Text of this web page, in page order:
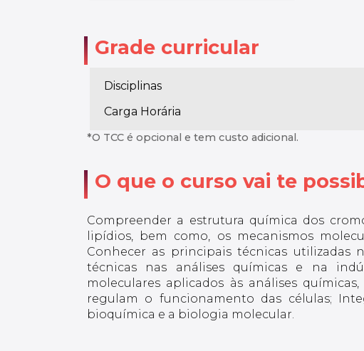
Grade curricular
Disciplinas
Carga Horária
*O TCC é opcional e tem custo adicional.
O que o curso vai te
Compreender a estrutura química dos
lipídios, bem como, os mecanismos
Conhecer as principais técnicas utilizadas
técnicas nas análises químicas e na
moleculares aplicados às análises
regulam o funcionamento das células;
bioquímica e a biologia molecular.